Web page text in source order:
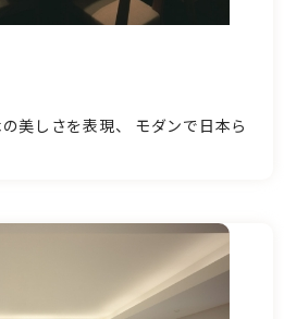
美しさを表現、 モダンで日本ら